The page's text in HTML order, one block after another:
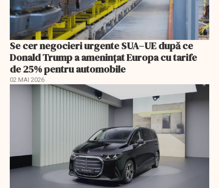
Se cer negocieri urgente SUA–UE după ce
Donald Trump a ameninţat Europa cu tarife
de 25% pentru automobile
02 MAI 2026